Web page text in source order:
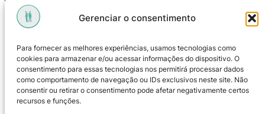
Gerenciar o consentimento
Para fornecer as melhores experiências, usamos tecnologias como
cookies para armazenar e/ou acessar informações do dispositivo. O
consentimento para essas tecnologias nos permitirá processar dados
como comportamento de navegação ou IDs exclusivos neste site. Não
consentir ou retirar o consentimento pode afetar negativamente certos
recursos e funções.
Política de Privacidade
Política de Troca e Devoluções
Política de Reembolso